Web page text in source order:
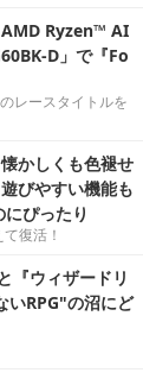
AMD Ryzen™ AI
D」で『Fo
レースタイトルを
かしくも色褪せ
びやすい機能も
ぴったり
復活！
『ウィザードリ
いRPG"の沼にど